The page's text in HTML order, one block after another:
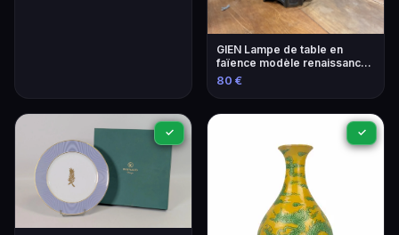
GIEN Lampe de table en
faïence modèle renaissance
- Élégance intemporelle
80 €
✓ ✓